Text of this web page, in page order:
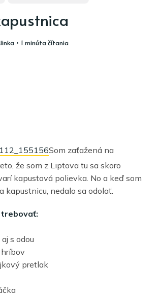
• 1 minúta čítania
Som zaťažená na
že som z Liptova tu sa skoro
kapustová polievka. No a keď som
kapustnicu, nedalo sa odolať.
s odou
pretlak